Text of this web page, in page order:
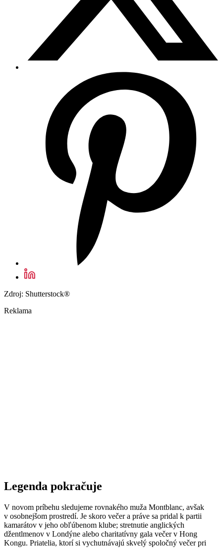
Zdroj: Shutterstock®
Reklama
Legenda pokračuje
V novom príbehu sledujeme rovnakého muža Montblanc, avšak
v osobnejšom prostredí. Je skoro večer a práve sa pridal k partii
kamarátov v jeho obľúbenom klube; stretnutie anglických
džentlmenov v Londýne alebo charitatívny gala večer v Hong
Kongu. Priatelia, ktorí si vychutnávajú skvelý spoločný večer pri